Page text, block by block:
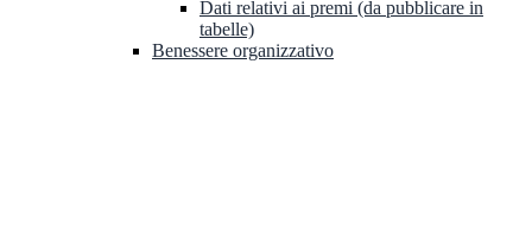
Dati relativi ai premi (da pubblicare in
tabelle)
Benessere organizzativo